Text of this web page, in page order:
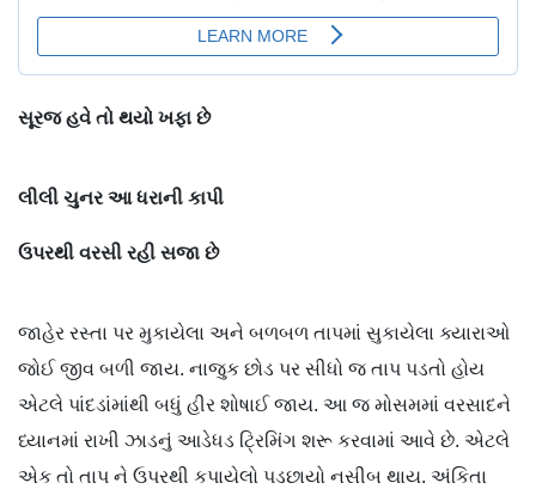
સૂરજ હવે તો થયો ખફા છે
લીલી ચુનર આ ધરાની કાપી
ઉપરથી વરસી રહી સજા છે
જાહેર રસ્તા પર મુકાયેલા અને બળબળ તાપમાં સુકાયેલા ક્યારાઓ
જોઈ જીવ બળી જાય. નાજુક છોડ પર સીધો જ તાપ પડતો હોય
એટલે પાંદડાંમાંથી બધું હીર શોષાઈ જાય. આ જ મોસમમાં વરસાદને
ધ્યાનમાં રાખી ઝાડનું આડેધડ ટ્રિમિંગ શરૂ કરવામાં આવે છે. એટલે
એક તો તાપ ને ઉપરથી કપાયેલો પડછાયો નસીબ થાય. અંકિતા